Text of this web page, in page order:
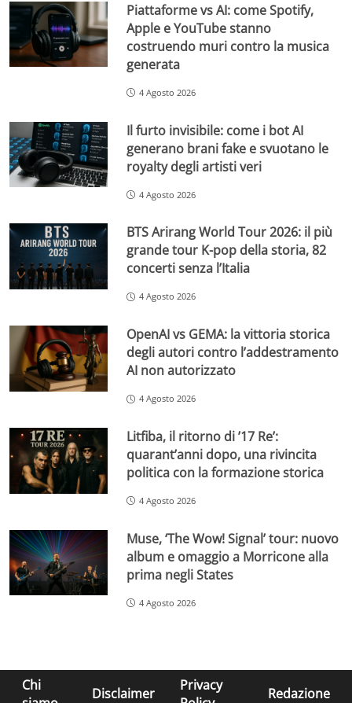
Piattaforme vs AI: come Spotify,
Apple e YouTube stanno
costruendo muri contro la musica
generata
4 Agosto 2026
Il furto invisibile: come i bot AI
generano brani fake e svuotano le
royalty degli artisti veri
4 Agosto 2026
BTS Arirang World Tour 2026: il più
grande tour K-pop della storia, 82
concerti senza l’Italia
4 Agosto 2026
OpenAI vs GEMA: la vittoria storica
degli autori contro l’addestramento
AI non autorizzato
4 Agosto 2026
Litfiba, il ritorno di ’17 Re’:
quarant’anni dopo, una rivincita
politica con la formazione storica
4 Agosto 2026
Muse, ‘The Wow! Signal’ tour: nuovo
album e omaggio a Morricone alla
prima negli States
4 Agosto 2026
Chi
Disclaimer
Privacy
Redazione